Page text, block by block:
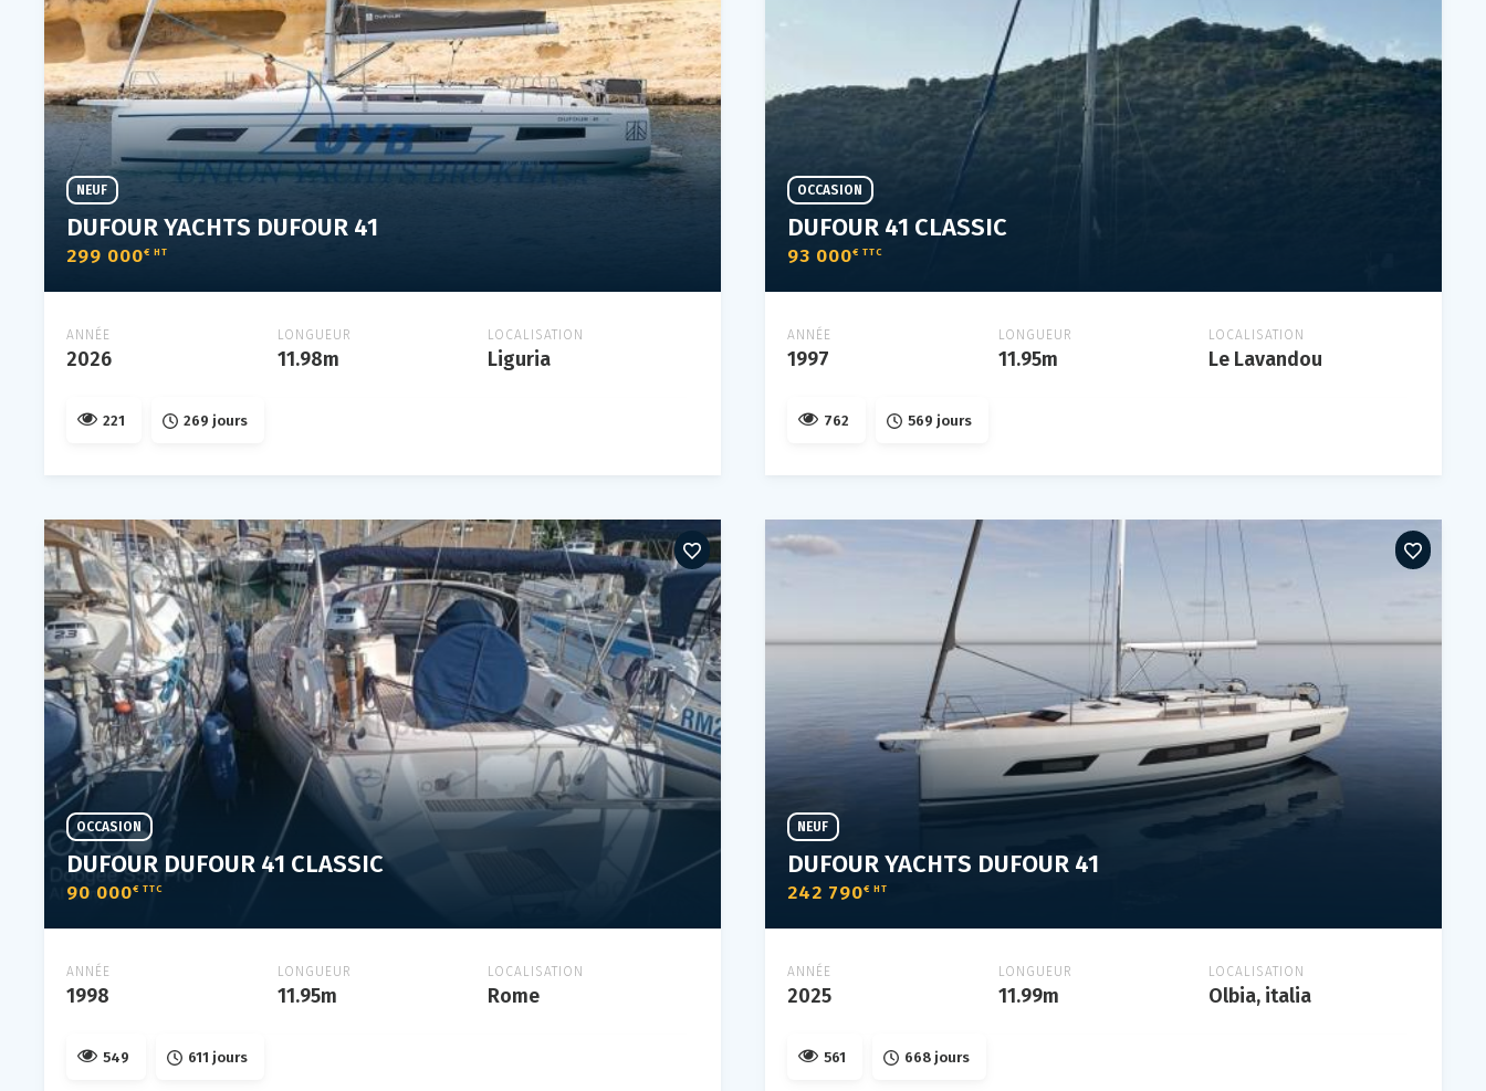
DUFOUR YACHTS DUFOUR 41
299 000€ HT
NEUF
ANNÉE
2026
LONGUEUR
11.98m
LOCALISATION
Liguria
221 269 jours
DUFOUR 41 CLASSIC
93 000€ TTC
OCCASION
ANNÉE
1997
LONGUEUR
11.95m
LOCALISATION
Le Lavandou
762 569 jours
DUFOUR DUFOUR 41 CLASSIC
90 000€ TTC
OCCASION
ANNÉE
1998
LONGUEUR
11.95m
LOCALISATION
Rome
549 611 jours
DUFOUR YACHTS DUFOUR 41
242 790€ HT
NEUF
ANNÉE
2025
LONGUEUR
11.99m
LOCALISATION
Olbia, italia
561 668 jours